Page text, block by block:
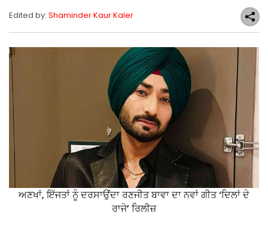
Edited by: Shaminder Kaur Kaler
ਅਣਖਾਂ, ਇੱਜਤਾਂ ਨੂੰ ਦਰਸਾਉਂਦਾ ਰਣਜੀਤ ਬਾਵਾ ਦਾ ਨਵਾਂ ਗੀਤ ‘ਦਿਲਾਂ ਦੇ
ਰਾਜੇ’ ਰਿਲੀਜ਼